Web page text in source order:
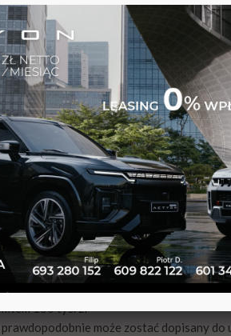
limitu obejmie też samochody kupione
powyżej 150 tys. zł. Zyskuje, bo
leasingu. "Zmieniać" umowę
tys. zł. Ponieważ odliczy go tylko do
autostradę, etc. tracą wszyscy
1 stycznia 2019, tylko 75%.
powyżej 150 tys. zł. Jeśli nawet, to
euro, czyli powyżej 86 tys. zł. Wynika z
150 tys. zł
może zostać dopisany do